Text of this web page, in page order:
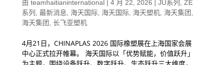
由 teamhaitianinternational| 4 月 22, 2026 | JU系列 ZE
系列 最新消息 海天国际, 海天国际, 海天塑机, 海天集团
海天集团 长飞亚塑机
4月21日，CHINAPLAS 2026 国际橡塑展在上海国家会展
中心正式拉开帷幕。 海天国际以「优势赋能，价值跃升」
为主题，围绕设备跃升、数字跃升、生态跃升三大维度，